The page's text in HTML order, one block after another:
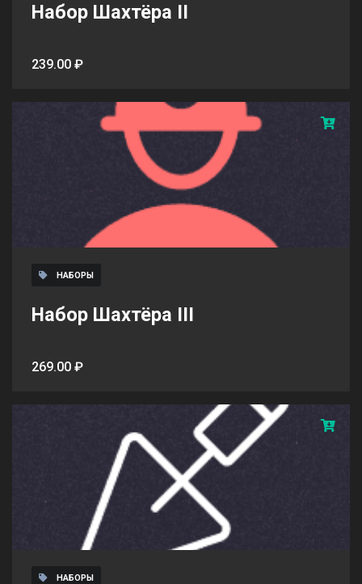
Набор Шахтёра II
239.00 ₽
НАБОРЫ
Набор Шахтёра III
269.00 ₽
НАБОРЫ